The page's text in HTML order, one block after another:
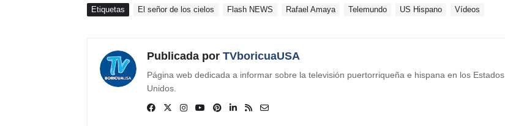
Etiquetas El señor de los cielos Flash NEWS Rafael Amaya Telemundo US Hispano Vídeos
Publicada por TVboricuaUSA
Página web dedicada a informar sobre la televisión puertorriqueña e hispana en los Estados
Unidos.